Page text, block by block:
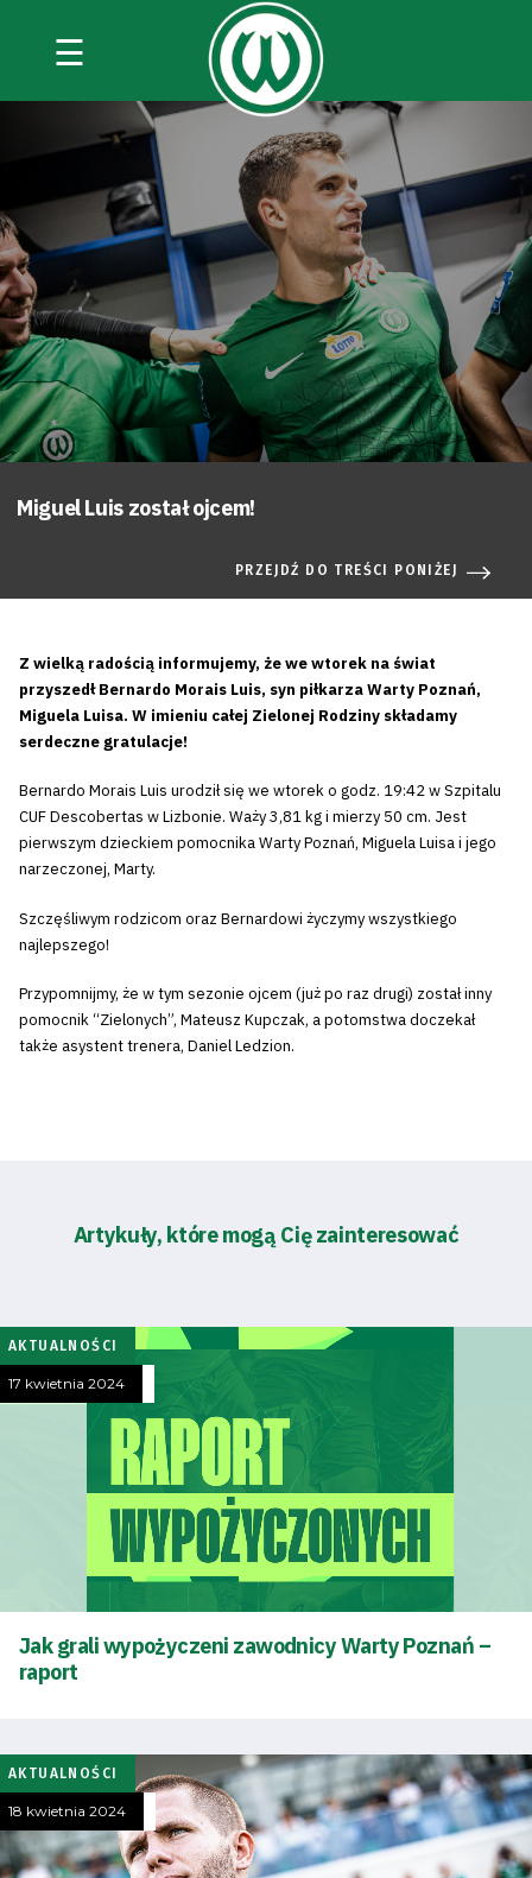
☰
Miguel Luis został ojcem!
PRZEJDŹ DO TREŚCI PONIŻEJ
Z wielką radością informujemy, że we wtorek na świat
przyszedł Bernardo Morais Luis, syn piłkarza Warty Poznań,
Miguela Luisa. W imieniu całej Zielonej Rodziny składamy
serdeczne gratulacje!
Bernardo Morais Luis urodził się we wtorek o godz. 19:42 w Szpitalu
CUF Descobertas w Lizbonie. Waży 3,81 kg i mierzy 50 cm. Jest
pierwszym dzieckiem pomocnika Warty Poznań, Miguela Luisa i jego
narzeczonej, Marty.
Szczęśliwym rodzicom oraz Bernardowi życzymy wszystkiego
najlepszego!
Przypomnijmy, że w tym sezonie ojcem (już po raz drugi) został inny
pomocnik “Zielonych”, Mateusz Kupczak, a potomstwa doczekał
także asystent trenera, Daniel Ledzion.
Artykuły, które mogą Cię zainteresować
AKTUALNOŚCI
17 kwietnia 2024
Jak grali wypożyczeni zawodnicy Warty Poznań –
raport
AKTUALNOŚCI
18 kwietnia 2024